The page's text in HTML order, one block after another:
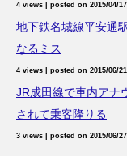
4 views posted on 2015/04/17
地下鉄名城線平安通
なるミス
4 views posted on 2015/06/21
JR成田線で車内アナ
されて乗客降りる
3 views posted on 2015/06/27